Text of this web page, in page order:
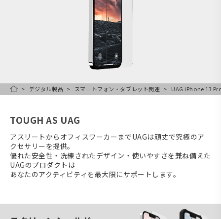
HOMEデジタル製品 スマートフォン・タブレット関連 UAG iPhone 13
TOUGH AS UAG
アスリートからオフィスワーカーまでUAGは頑丈で究極のア
クセサリーを提供。
優れた安全性・洗練されたデザイン・使いやすさを兼ね備えた
UAGのプロダクトは
あなたのアクティビティを最大限にサポートします。